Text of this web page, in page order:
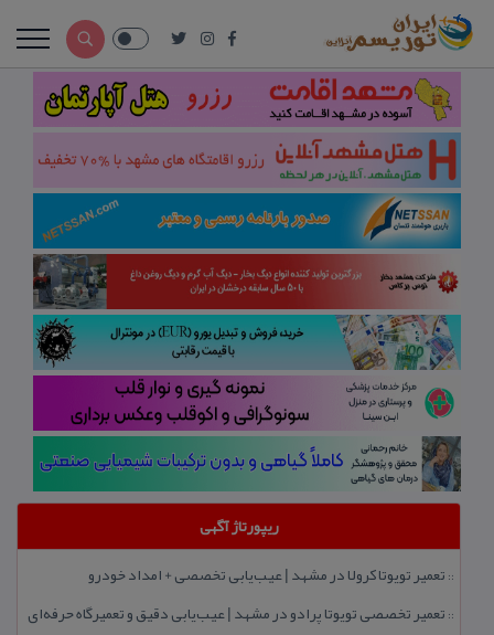
ریپورتاژ آگهی
:: تعمیر تویوتا كرولا در مشهد | عیب‌یابی تخصصی + امداد خودرو
:: تعمیر تخصصی تویوتا پرادو در مشهد | عیب‌یابی دقیق و تعمیرگاه حرفه‌ای